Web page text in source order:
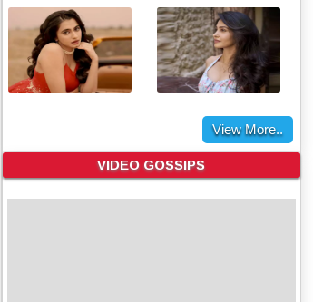
View More..
VIDEO GOSSIPS